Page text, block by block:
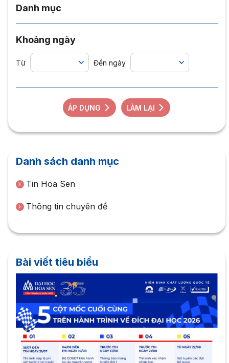
Danh mục
Khoảng ngày
Từ Đến ngày
ÁP DỤNG LÀM LẠI
Danh sách danh mục
Tin Hoa Sen
Thông tin chuyên đề
Bài viết tiêu biểu